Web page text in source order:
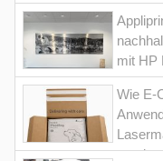
mit HP
Wie E-
werden